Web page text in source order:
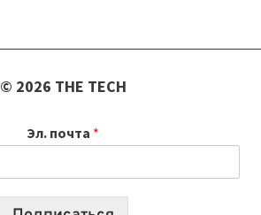
© 2026 THE TECH
Эл. почта *